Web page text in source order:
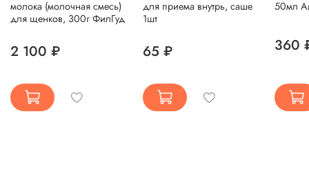
молока (молочная смесь)
для щенков, 300г ФилГуд
2 100 ₽
для приема внутрь, саше
1шт
65 ₽
50мл
360